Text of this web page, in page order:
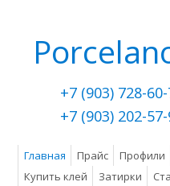
+7 (903) 728-
+7 (903) 202-
Главная Прайс Профили
Купить клей
Затирки